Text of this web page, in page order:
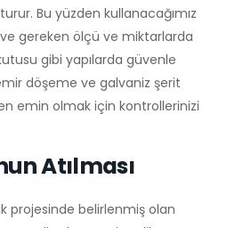
Bu yüzden kullanacağımız
gereken ölçü ve miktarlarda
gibi yapılarda güvenle
döşeme ve galvaniz şerit
emin olmak için kontrollerinizi
Atılması
projesinde belirlenmiş olan